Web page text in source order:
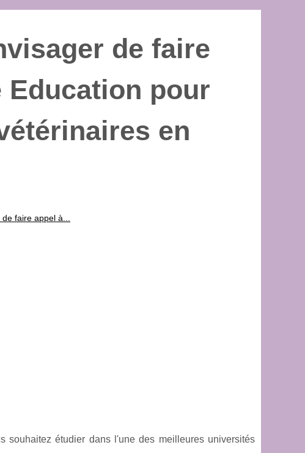
de faire
Education pour
en
faire appel à...
étudier dans l'une des meilleures universités